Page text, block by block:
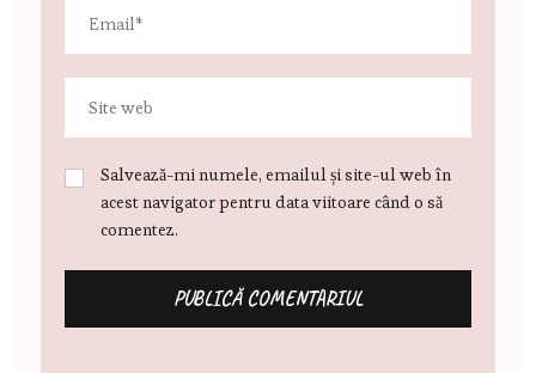
Salvează-mi numele, emailul și site-ul web în
acest navigator pentru data viitoare când o să
comentez.